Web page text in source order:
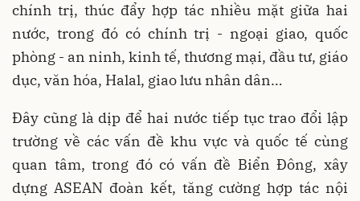
chính trị, thúc đẩy hợp tác nhiều mặt giữa hai
nước, trong đó có chính trị - ngoại giao, quốc
phòng - an ninh, kinh tế, thương mại, đầu tư, giáo
dục, văn hóa, Halal, giao lưu nhân dân…
Đây cũng là dịp để hai nước tiếp tục trao đổi lập
trường về các vấn đề khu vực và quốc tế cùng
quan tâm, trong đó có vấn đề Biển Đông, xây
dựng ASEAN đoàn kết, tăng cường hợp tác nội